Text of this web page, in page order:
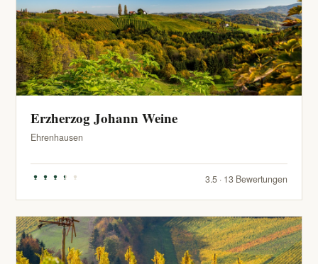
Erzherzog Johann Weine
Ehrenhausen
3.5 · 13 Bewertungen